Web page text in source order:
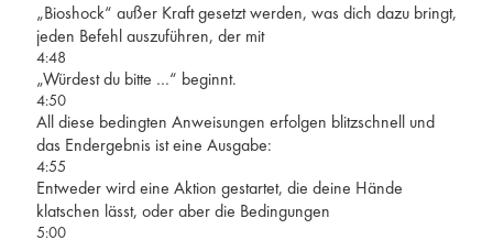
„Bioshock“ außer Kraft gesetzt werden, was dich dazu bringt,
jeden Befehl auszuführen, der mit
4:48
„Würdest du bitte …“ beginnt.
4:50
All diese bedingten Anweisungen erfolgen blitzschnell und
das Endergebnis ist eine Ausgabe:
4:55
Entweder wird eine Aktion gestartet, die deine Hände
klatschen lässt, oder aber die Bedingungen
5:00